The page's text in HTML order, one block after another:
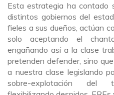
Esta estrategia ha contado
distintos gobiernos del
fieles a sus dueños, actúan
solo aceptando el
engañando así a la clase
pretenden defender, sino
a nuestra clase legislando
sobre-explotación del